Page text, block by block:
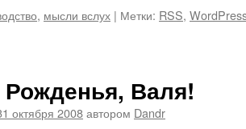
, мысли вслух | Метки: RSS,
Валя!
октября 2008автором Dandr